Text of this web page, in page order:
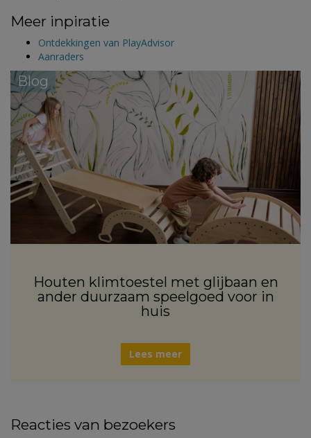
Meer inpiratie
Ontdekkingen van PlayAdvisor
Aanraders
Blog
Houten klimtoestel met glijbaan en
ander duurzaam speelgoed voor in
huis
Lees meer
Reacties van bezoekers